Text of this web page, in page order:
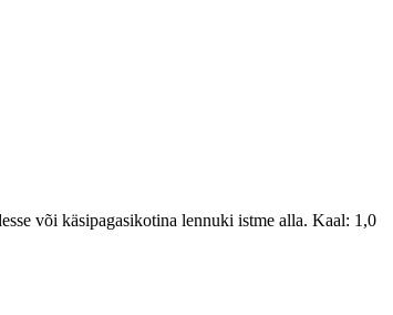
või käsipagasikotina lennuki istme alla. Kaal: 1,0